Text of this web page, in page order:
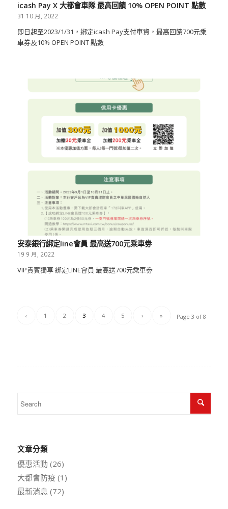
icash Pay X 大都會車隊 最高回饋 10% OPEN POINT 點數
31 10 月, 2022
即日起至2023/1/31，綁定icash Pay支付車資，最高回饋700元乘
車券及10% OPEN POINT 點數
安泰銀行綁定line會員 最高送700元乘車劵
19 9 月, 2022
VIP貴賓獨享 綁定LINE會員 最高送700元乘車劵
Page 3 of 8
‹ 1 2 3 4 5 › »
文章分類
優惠活動 (26)
大都會防疫(1)
最新消息 (72)